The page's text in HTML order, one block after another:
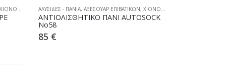
ΧΙΟΝΟΑΛΥΣΙΔΕΣ ΑΛΥΣΙΔΕΣ - ΠΑΝΙΑ, ΑΞΕΣΟΥΑΡ ΕΠΙΒΑΤΙΚΩΝ, ΧΙΟΝΟΚΟΥΒΕΡΤΕΣ
ΑΝΤΙΟΛΙΣΘΗΤΙΚΟ ΠΑΝΙ AUTOSOCK
No58
85 €